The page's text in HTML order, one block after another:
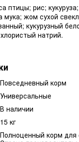
птицы; рис;
мука; жом сухой
кукурузный
натрий.
Повседневный корм
Универсальные
В наличии
15 кг
Полноценный корм